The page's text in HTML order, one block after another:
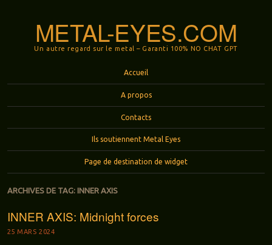
METAL-EYES.COM
Un autre regard sur le metal – Garanti 100% NO CHAT GPT
Accueil
A propos
Contacts
Ils soutiennent Metal Eyes
Page de destination de widget
ARCHIVES DE TAG: INNER AXIS
INNER AXIS: Midnight forces
25 MARS 2024